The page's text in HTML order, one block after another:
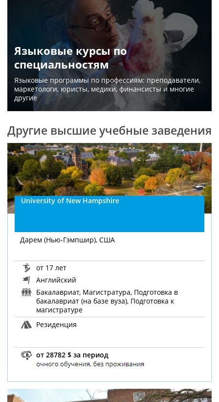
Языковые курсы по
специальностям
Языковые программы по профессиям: преподаватели,
маркетологи, юристы, медики, финансисты и многие
другие
Другие высшие учебные заведения
University of New Hampshire
Дарем (Нью-Гэмпшир), США
от 17 лет
Английский
Бакалавриат, Магистратура, Подготовка в
бакалавриат (на базе вуза), Подготовка к
магистратуре
Резиденция
от 28782 $ за период